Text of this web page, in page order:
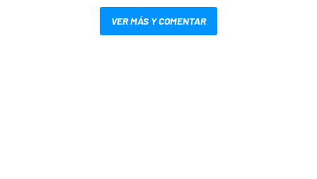
VER MÁS Y COMENTAR